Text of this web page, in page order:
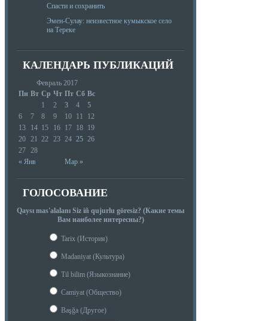
Спасти и сохранить
Эмен-Сулау: неизвестное кумыкское село
на Тереке
КАЛЕНДАРЬ ПУБЛИКАЦИЙ
Февраль 2017
Пн Вт Ср Чт Пт Сб Вс
« Янв Мар »
1 2 3 4
5
6
7 8 9 10 11
12
13
14 15 16 17 18 19
20 21 22 23 24 25 26
27 28
ГОЛОСОВАНИЕ
Qaysı mas'alalanı Siz iñ qujurlu göresiz? (Какие темы
Вам наиболее интересны?)
Tarix (История)
Madaniyat (Культура)
Til bilim (Языкознание)
Camiyat (Общество)
Başğa (Другое)